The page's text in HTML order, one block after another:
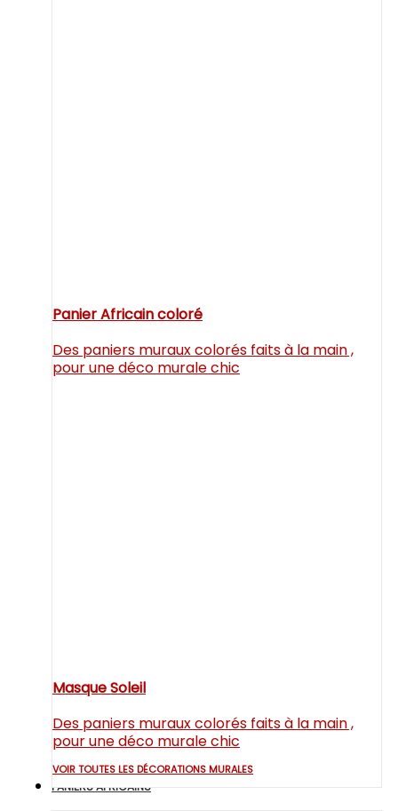
Panier Africain coloré
Des paniers muraux colorés faits à la main ,
pour une déco murale chic
Masque Soleil
Des paniers muraux colorés faits à la main ,
pour une déco murale chic
VOIR TOUTES LES DÉCORATIONS MURALES
PANIERS AFRICAINS